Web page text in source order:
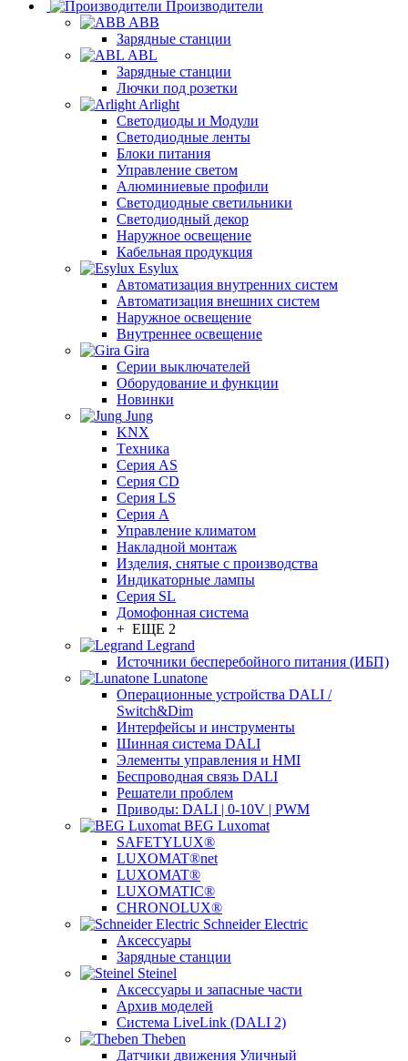
Производители
ABB
Зарядные станции
ABL
Зарядные станции
Лючки под розетки
Arlight
Светодиоды и Модули
Светодиодные ленты
Блоки питания
Управление светом
Алюминиевые профили
Светодиодные светильники
Светодиодный декор
Наружное освещение
Кабельная продукция
Esylux
Автоматизация внутренних систем
Автоматизация внешних систем
Наружное освещение
Внутреннее освещение
Gira
Серии выключателей
Оборудование и функции
Новинки
Jung
KNX
Tехника
Серия AS
Серия CD
Серия LS
Серия A
Управление климатом
Накладной монтаж
Изделия, снятые с производства
Индикаторные лампы
Серия SL
Домофонная система
+ ЕЩЕ 2
Legrand
Источники бесперебойного питания (ИБП)
Lunatone
Операционные устройства DALI /
Switch&Dim
Интерфейсы и инструменты
Шинная система DALI
Элементы управления и HMI
Беспроводная связь DALI
Решатели проблем
Приводы: DALI | 0-10V | PWM
BEG Luxomat
SAFETYLUX®
LUXOMAT®net
LUXOMAT®
LUXOMATIC®
CHRONOLUX®
Schneider Electric
Аксессуары
Зарядные станции
Steinel
Аксессуары и запасные части
Архив моделей
Система LiveLink (DALI 2)
Theben
Датчики движения Уличный